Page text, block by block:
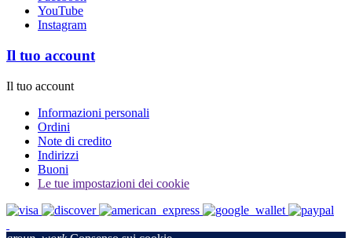
YouTube
Instagram
Il tuo account
Il tuo account
Informazioni personali
Ordini
Note di credito
Indirizzi
Buoni
Le tue impostazioni dei cookie